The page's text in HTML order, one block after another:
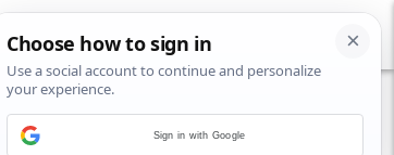
NAJČITANIJE Sign in with Google